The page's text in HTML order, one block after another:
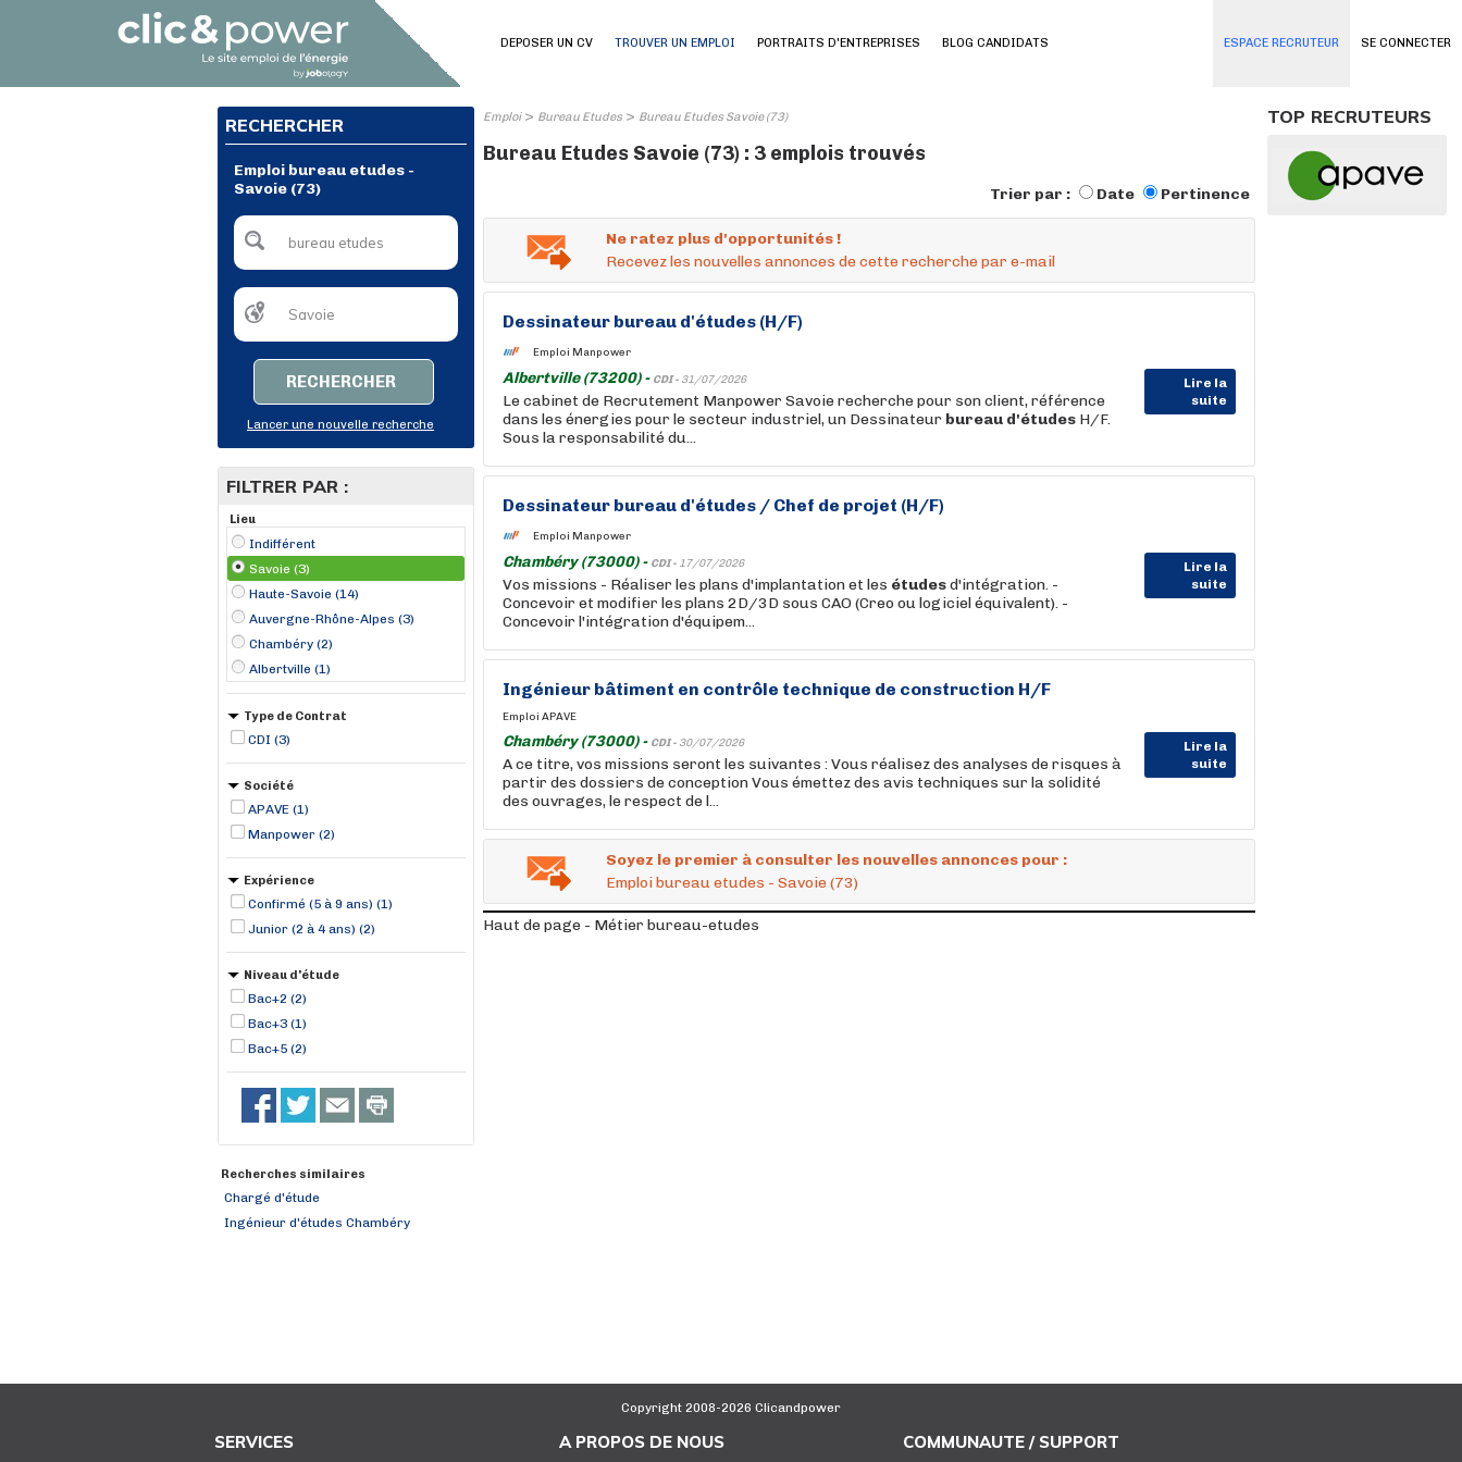
SE CONNECTER
DEPOSER UN CV TROUVER UN EMPLOI PORTRAITS D'ENTREPRISES BLOG CANDIDATS ESPACE RECRUTEUR
RECHERCHER
Emploi bureau etudes -
Savoie (73)
RECHERCHER
Lancer une nouvelle recherche
FILTRER PAR :
Lieu
Indifférent
Savoie (3)
Haute-Savoie (14)
Auvergne-Rhône-Alpes (3)
Chambéry (2)
Albertville (1)
Type de Contrat
CDI (3)
Société
APAVE (1)
Manpower (2)
Expérience
Confirmé (5 à 9 ans) (1)
Junior (2 à 4 ans) (2)
Niveau d'étude
Bac+2 (2)
Bac+3 (1)
Bac+5 (2)
Recherches similaires
Chargé d'étude
Ingénieur d'études Chambéry
Emploi> Bureau Etudes> Bureau Etudes Savoie (73)
Bureau Etudes Savoie (73) : 3 emplois trouvés
Trier par : Date Pertinence
Ne ratez plus d'opportunités !
Recevez les nouvelles annonces de cette recherche par e-mail
Dessinateur bureau d'études (H/F)
Emploi Manpower
Albertville (73200) - CDI - 31/07/2026
Lire la
suite
Le cabinet de Recrutement Manpower Savoie recherche pour son client, référence
dans les énergies pour le secteur industriel, un Dessinateur bureau d'études H/F.
Sous la responsabilité du...
Dessinateur bureau d'études / Chef de projet (H/F)
Emploi Manpower
Chambéry (73000) - CDI - 17/07/2026
Lire la
suite
Vos missions - Réaliser les plans d'implantation et les étudesd'intégration. -
Concevoir et modifier les plans 2D/3D sous CAO (Creo ou logiciel équivalent). -
Concevoir l'intégration d'équipem...
Ingénieur bâtiment en contrôle technique de construction H/F
Emploi APAVE
Chambéry (73000) - CDI - 30/07/2026
Lire la
suite
A ce titre, vos missions seront les suivantes : Vous réalisez des analyses de risques à
partir des dossiers de conception Vous émettez des avis techniques sur la solidité
des ouvrages, le respect de l...
Soyez le premier à consulter les nouvelles annonces pour :
Emploi bureau etudes - Savoie (73)
Haut de page - Métier bureau-etudes
TOP RECRUTEURS
Copyright 2008-2026 Clicandpower
SERVICES A PROPOS DE NOUS COMMUNAUTE / SUPPORT